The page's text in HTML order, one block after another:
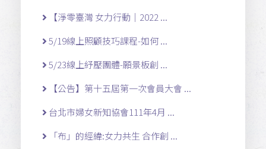
【淨零臺灣 女力行動｜2022 ...
5/19線上照顧技巧課程-如何 ...
5/23線上紓壓團體-願景板創 ...
【公告】第十五屆第一次會員大會 ...
台北市婦女新知協會111年4月 ...
「布」的經緯:女力共生 合作創 ...